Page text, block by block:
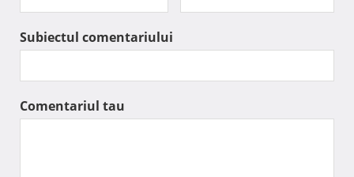
Subiectul comentariului
Comentariul tau